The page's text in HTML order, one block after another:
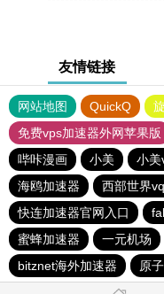
友情链接
网站地图 QuickQ
免费vps加速器外网苹果版
哔咔漫画
小美 小美
海鸥加速器
西部世界
快连加速器官网入口
蜜蜂加速器
一元机场
bitznet海外加速器
原